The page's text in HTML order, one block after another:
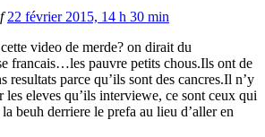
22 février 2015, 14 h 30 min
video de merde? on dirait du
francais…les pauvre petits chous.Ils ont de
resultats parce qu’ils sont des cancres.Il n’y
les eleves qu’ils interviewe, ce sont ceux qui
beuh derriere le prefa au lieu d’aller en